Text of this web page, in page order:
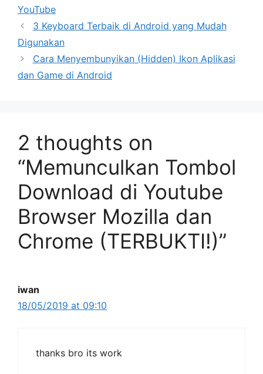
YouTube
3 Keyboard Terbaik di Android yang Mudah
Digunakan
Cara Menyembunyikan (Hidden) Ikon Aplikasi
dan Game di Android
2 thoughts on
“Memunculkan Tombol
Download di Youtube
Browser Mozilla dan
Chrome (TERBUKTI!)”
iwan
18/05/2019 at 09:10
thanks bro its work